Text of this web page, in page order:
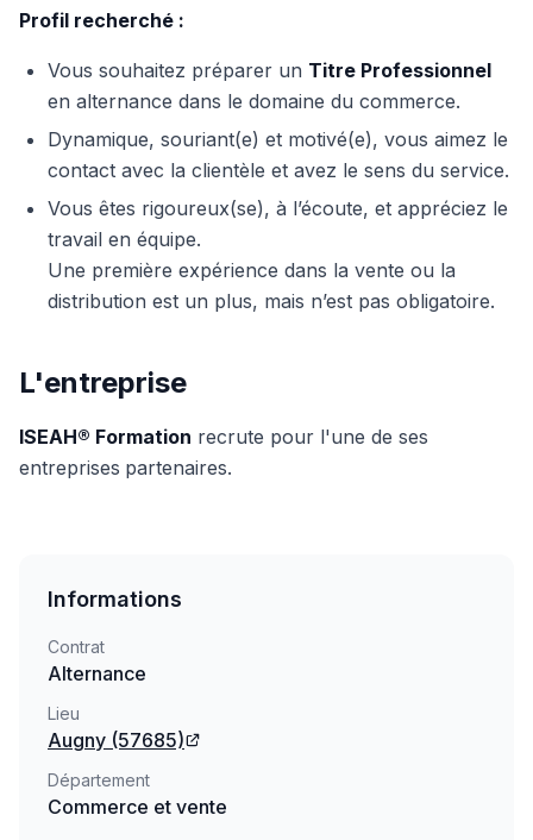
Profil recherché :
Vous souhaitez préparer un Titre Professionnel
en alternance dans le domaine du commerce.
Dynamique, souriant(e) et motivé(e), vous aimez le
contact avec la clientèle et avez le sens du service.
Vous êtes rigoureux(se), à l’écoute, et appréciez le
travail en équipe.
Une première expérience dans la vente ou la
distribution est un plus, mais n’est pas obligatoire.
L'entreprise
ISEAH® Formation recrute pour l'une de ses
entreprises partenaires.
Informations
Contrat
Alternance
Lieu
Augny (57685)
Département
Commerce et vente